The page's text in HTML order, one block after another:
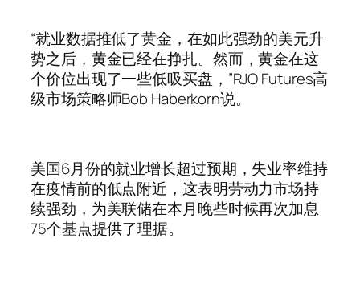
“就业数据推低了黄金，在如此强劲的美元升
势之后，黄金已经在挣扎。然而，黄金在这
个价位出现了一些低吸买盘，”RJO Futures高
级市场策略师Bob Haberkorn说。
美国6月份的就业增长超过预期，失业率维持
在疫情前的低点附近，这表明劳动力市场持
续强劲，为美联储在本月晚些时候再次加息
75个基点提供了理据。